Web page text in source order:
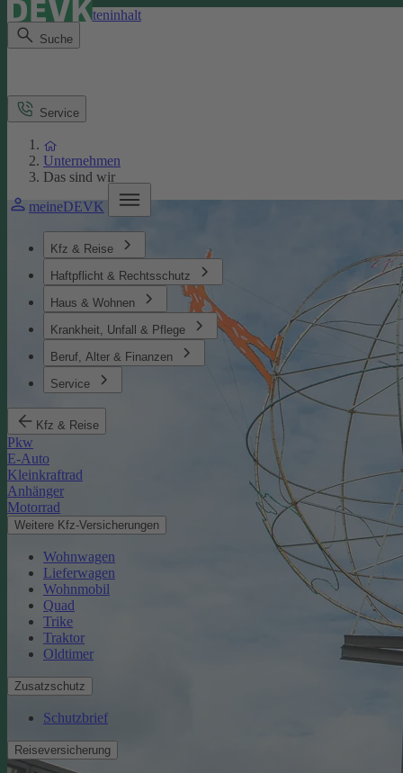
Direkt zum Seiteninhalt
Suche
meineDEVK
Kfz & Reise
Haftpflicht & Rechtsschutz
Haus & Wohnen
Krankheit, Unfall & Pflege
Beruf, Alter & Finanzen
Service
Kfz & Reise
Pkw
E-Auto
Kleinkraftrad
Anhänger
Motorrad
Weitere Kfz-Versicherungen
Wohnwagen
Lieferwagen
Wohnmobil
Quad
Trike
Traktor
Oldtimer
Zusatzschutz
Schutzbrief
Reiseversicherung
Service
Unternehmen
Das sind wir